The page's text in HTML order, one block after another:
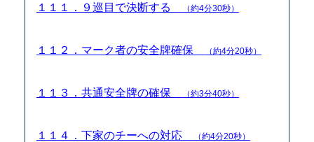
１１１．９巡目で決断する （約4分30秒）
１１２．マーク者の安全牌確保 （約4分20秒）
１１３．共通安全牌の確保 （約3分40秒）
１１４．下家のチーへの対応 （約4分20秒）